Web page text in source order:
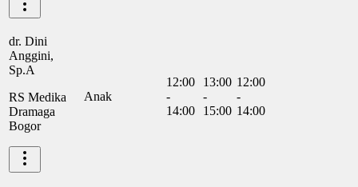
dr. Dini
Anggini,
Sp.A
RS Medika
Dramaga
Bogor
Anak
12:00
-
14:00
13:00
-
15:00
12:00
-
14:00